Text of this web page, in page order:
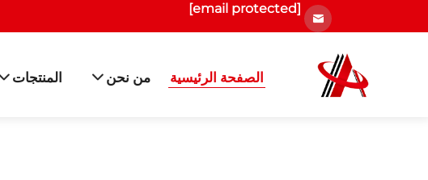
[email protected]
الصفحة الرئيسية من نحن المنتجات